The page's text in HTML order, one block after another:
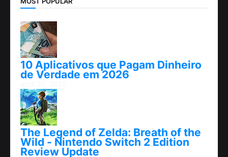
10 Aplicativos que Pagam Dinheiro
de Verdade em 2026
The Legend of Zelda: Breath of the
Wild - Nintendo Switch 2 Edition
Review Update